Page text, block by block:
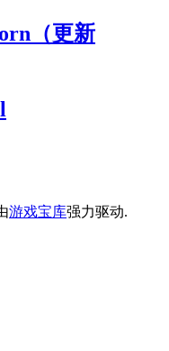
（更新
游戏宝库强力驱动.